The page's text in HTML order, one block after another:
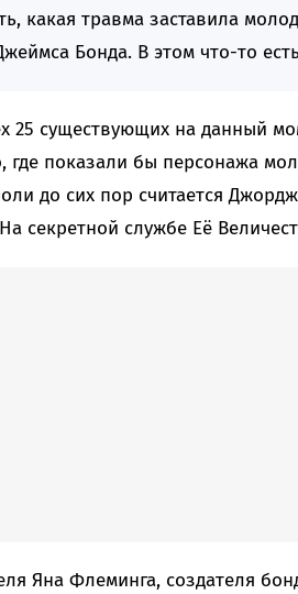
какая травма заставила
Бонда. В этом что-то
25 существующих на данный
где показали бы персонажа
до сих пор считается
секретной службе Её
Яна Флеминга, создателя